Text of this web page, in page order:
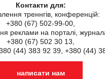
Контакти для:
треннгів, конференцій:
+380 (67) 502-99-00,
реклами на порталі,
+380 (67) 502 30 13,
(44) 383 92 39, +380 (44)
написати нам